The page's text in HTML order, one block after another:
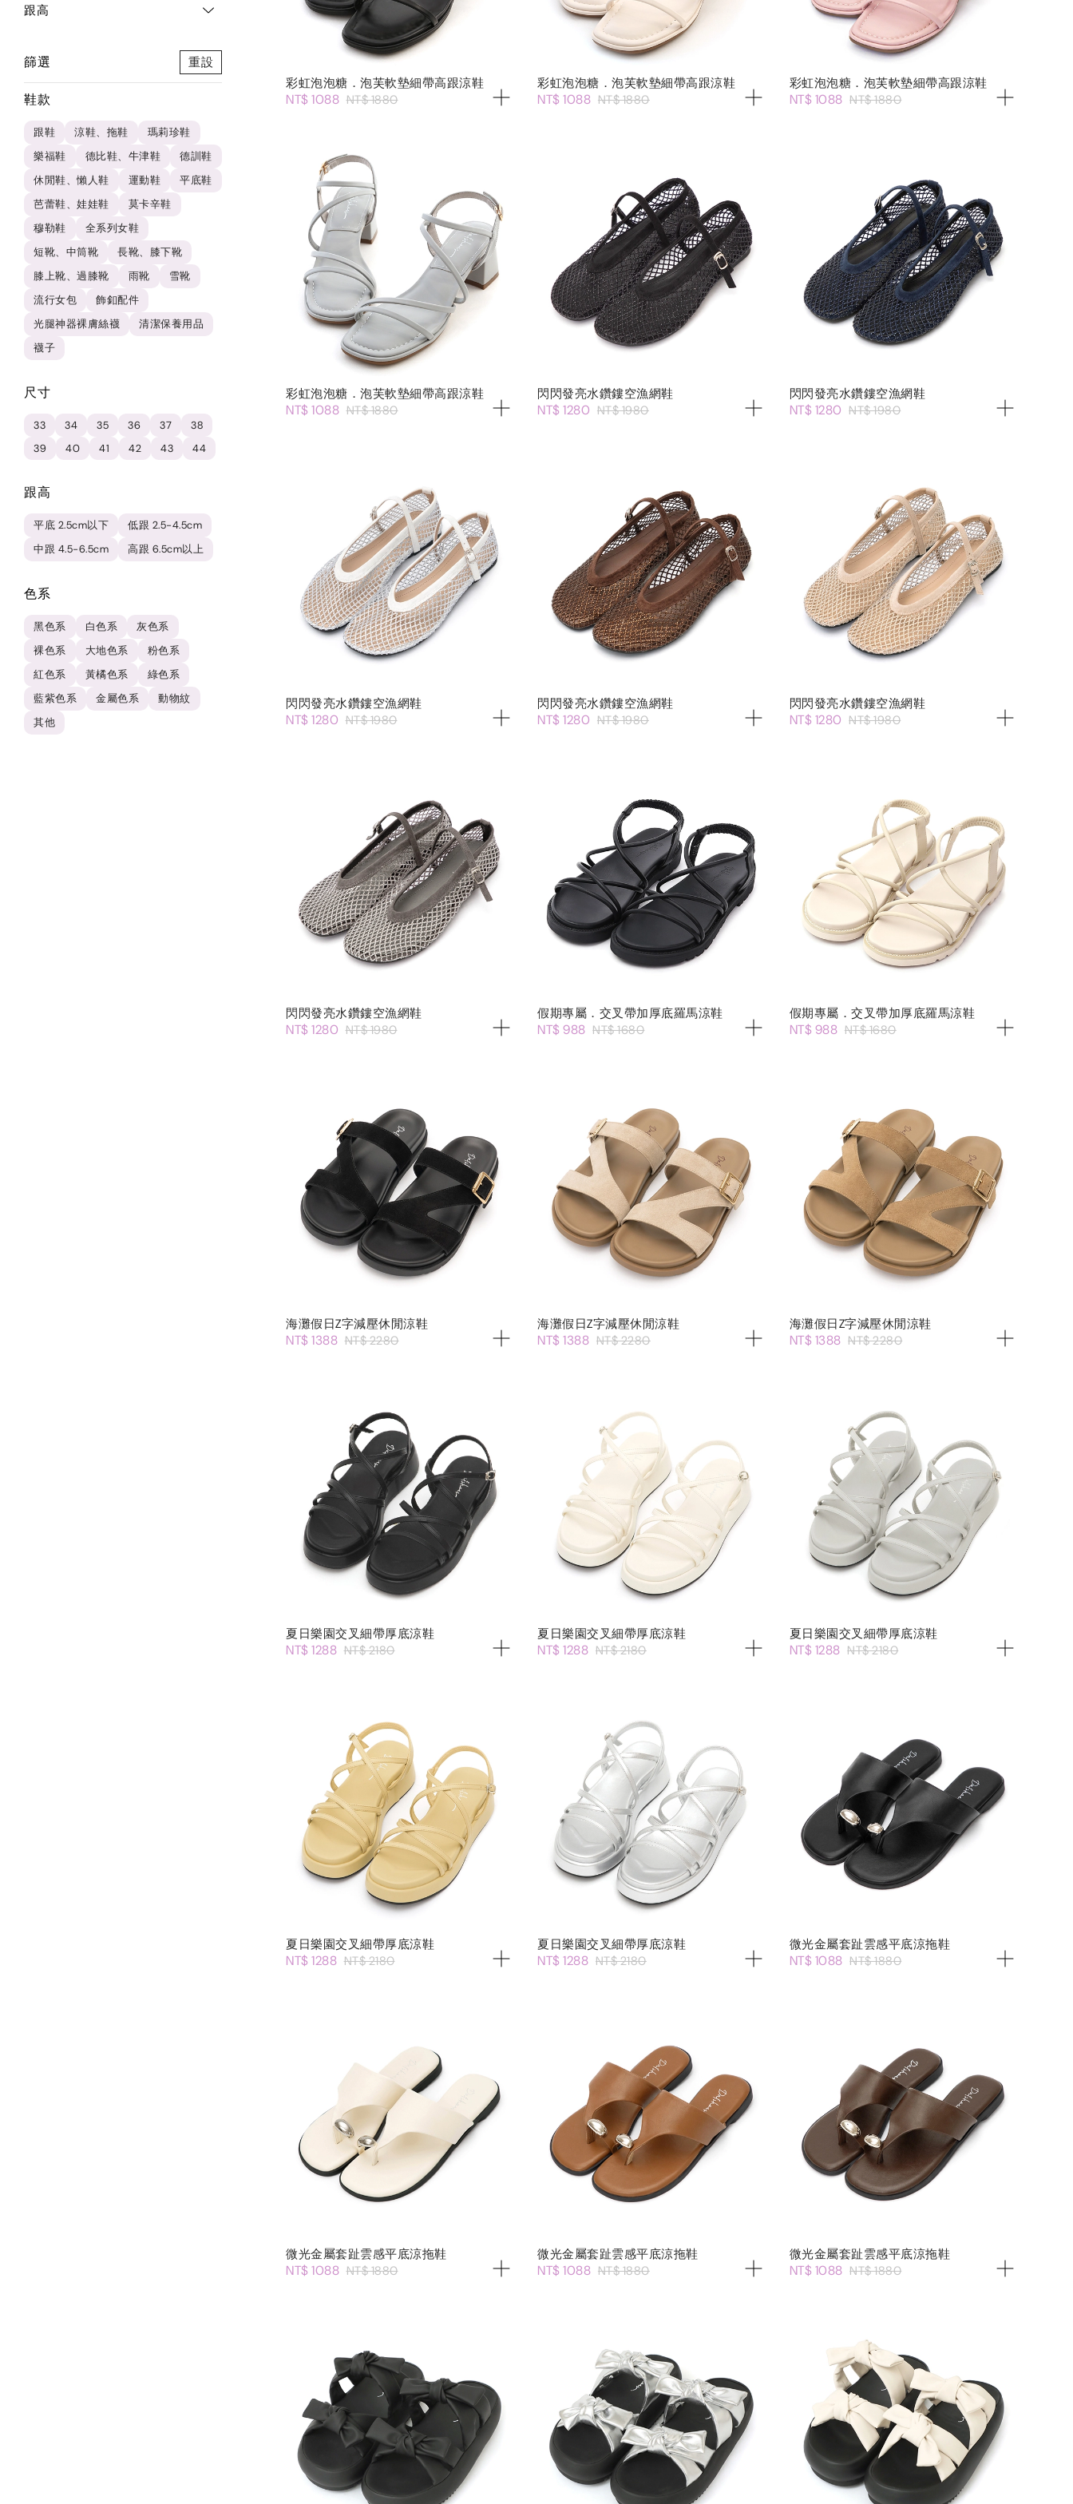
跟高
篩選 重設
鞋款
跟鞋 涼鞋、拖鞋
瑪莉珍鞋
樂福鞋
德比鞋、牛津鞋
德訓鞋
休閒鞋、懶人鞋
運動鞋
平底鞋
芭蕾鞋、娃娃鞋
莫卡辛鞋
穆勒鞋
全系列女鞋
短靴、中筒靴
長靴、膝下靴
膝上靴、過膝靴
雨靴
雪靴
流行女包
飾釦配件
光腿神器裸膚絲襪
清潔保養用品
襪子
尺寸
33 34 35 36 37
38
39
40 41 42 43 44
跟高
平底 2.5cm以下
低跟 2.5-4.5cm
中跟 4.5-6.5cm
高跟 6.5cm以上
色系
黑色系 白色系
灰色系
裸色系
大地色系
粉色系
紅色系
黃橘色系
綠色系
藍紫色系
金屬色系
動物紋
其他
彩虹泡泡糖．泡芙軟墊細帶高跟涼鞋
NT$ 1088 NT$ 1880
彩虹泡泡糖．泡芙軟墊細帶高跟涼鞋
NT$ 1088 NT$ 1880
彩虹泡泡糖．泡芙軟墊細帶高跟涼鞋
NT$ 1088 NT$ 1880
彩虹泡泡糖．泡芙軟墊細帶高跟涼鞋
NT$ 1088 NT$ 1880
閃閃發亮水鑽鏤空漁網鞋
NT$ 1280 NT$ 1980
閃閃發亮水鑽鏤空漁網鞋
NT$ 1280 NT$ 1980
閃閃發亮水鑽鏤空漁網鞋
NT$ 1280 NT$ 1980
閃閃發亮水鑽鏤空漁網鞋
NT$ 1280 NT$ 1980
閃閃發亮水鑽鏤空漁網鞋
NT$ 1280 NT$ 1980
閃閃發亮水鑽鏤空漁網鞋
NT$ 1280 NT$ 1980
假期專屬．交叉帶加厚底羅馬涼鞋
NT$ 988 NT$ 1680
假期專屬．交叉帶加厚底羅馬涼鞋
NT$ 988 NT$ 1680
海灘假日Z字減壓休閒涼鞋
NT$ 1388 NT$ 2280
海灘假日Z字減壓休閒涼鞋
NT$ 1388 NT$ 2280
海灘假日Z字減壓休閒涼鞋
NT$ 1388 NT$ 2280
夏日樂園交叉細帶厚底涼鞋
NT$ 1288 NT$ 2180
夏日樂園交叉細帶厚底涼鞋
NT$ 1288 NT$ 2180
夏日樂園交叉細帶厚底涼鞋
NT$ 1288 NT$ 2180
夏日樂園交叉細帶厚底涼鞋
NT$ 1288 NT$ 2180
夏日樂園交叉細帶厚底涼鞋
NT$ 1288 NT$ 2180
微光金屬套趾雲感平底涼拖鞋
NT$ 1088 NT$ 1880
微光金屬套趾雲感平底涼拖鞋
NT$ 1088 NT$ 1880
微光金屬套趾雲感平底涼拖鞋
NT$ 1088 NT$ 1880
微光金屬套趾雲感平底涼拖鞋
NT$ 1088 NT$ 1880